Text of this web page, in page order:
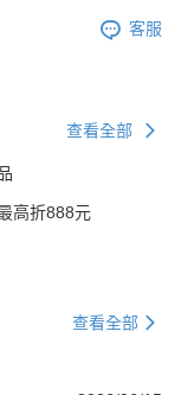
客服
查看全部
高折888元
查看全部